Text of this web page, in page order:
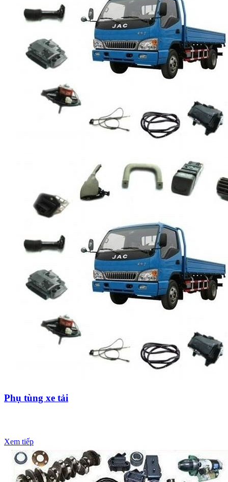
Phụ tùng xe tải
Xem tiếp